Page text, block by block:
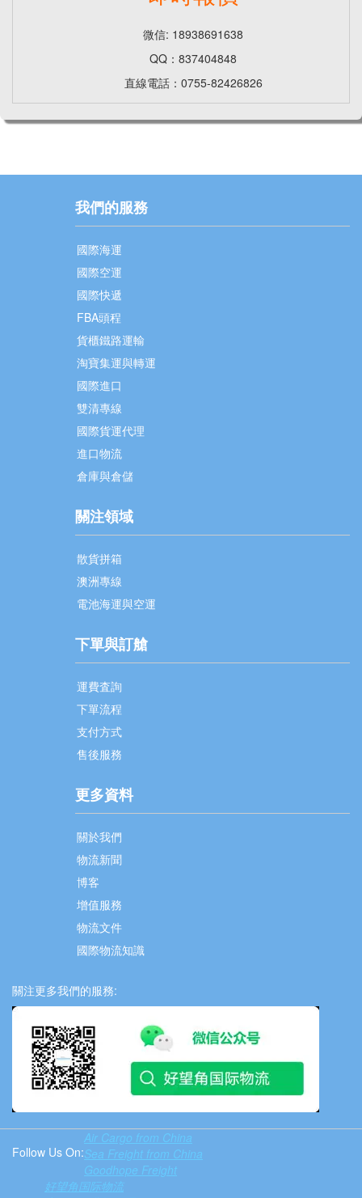
微信: 18938691638
QQ：837404848
直線電話：0755-82426826
我們的服務
國際海運
國際空運
國際快遞
FBA頭程
貨櫃鐵路運輸
淘寶集運與轉運
國際進口
雙清專線
國際貨運代理
進口物流
倉庫與倉儲
關注領域
散貨拼箱
澳洲專線
電池海運與空運
下單與訂艙
運費査詢
下單流程
支付方式
售後服務
更多資料
關於我們
物流新聞
博客
增值服務
物流文件
國際物流知識
關注更多我們的服務:
Follow Us On:
Air Cargo from China
Sea Freight from China
Goodhope Freight
好望角国际物流